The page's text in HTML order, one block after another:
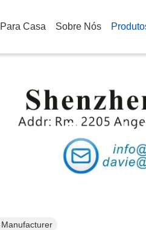
Para Casa Sobre Nós
Search